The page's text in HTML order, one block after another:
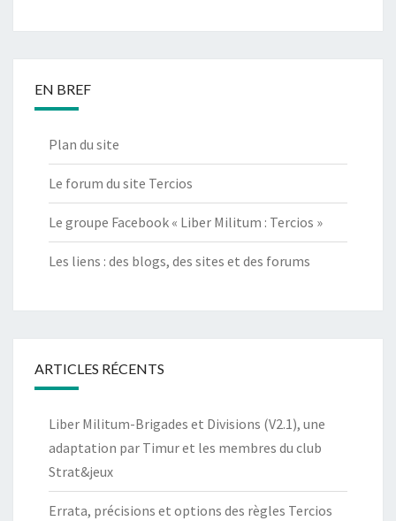
EN BREF
Plan du site
Le forum du site Tercios
Le groupe Facebook « Liber Militum : Tercios »
Les liens : des blogs, des sites et des forums
ARTICLES RÉCENTS
Liber Militum-Brigades et Divisions (V2.1), une
adaptation par Timur et les membres du club
Strat&jeux
Errata, précisions et options des règles Tercios